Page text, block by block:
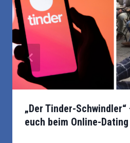
dem „Tinder-Schwindler”, der
wurde. Foto: Ink Drop -
„Der Tinder-
euch beim Online-